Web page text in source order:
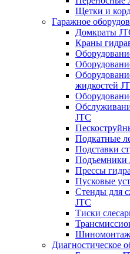
Щетки и
Гаражное
Домкраты
Краны
жидкостей
JTC
Подкатные
Подставки
Подъемники
Прессы
Пусковые
Стенды для
JTC
Тиски
Диагностическое